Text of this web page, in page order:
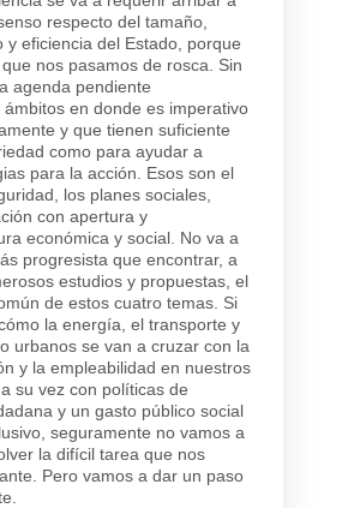
respecto del tamaño,
y eficiencia del Estado, porque
nos pasamos de rosca. Sin
agenda pendiente
ámbitos en donde es imperativo
y que tienen suficiente
como para ayudar a
para la acción. Esos son el
, los planes sociales
con apertura y
económica y social . No va a
progresista que encontrar, a
estudios y propuestas, el
de estos cuatro temas. Si
la energía, el transporte y
urbanos se van a cruzar con la
y la empleabilidad en nuestros
su vez con políticas de
y un gasto público social
seguramente no vamos a
la difícil tarea que nos
Pero vamos a dar un paso